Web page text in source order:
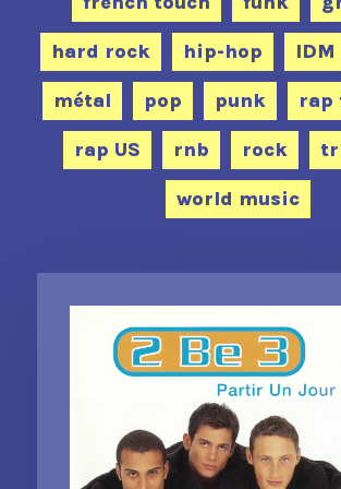
hard rock hip-hop IDM
métal pop punk rap
rap US rnb rock
world music